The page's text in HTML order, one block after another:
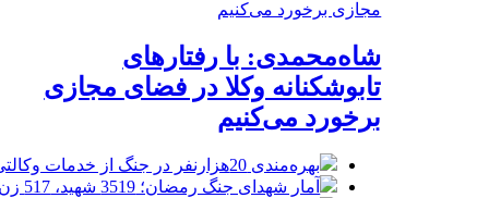
شاه‌محمدی: با رفتارهای
تابوشکنانه وکلا در فضای مجازی
برخورد می‌کنیم
بهره‌مندی 20هزارنفر در جنگ از خدمات وکالتی/برگزاری آزمون وکالت در آبان
آمار شهدای جنگ رمضان؛ 3519 شهید، 517 زن و 270 دانش‌آموز